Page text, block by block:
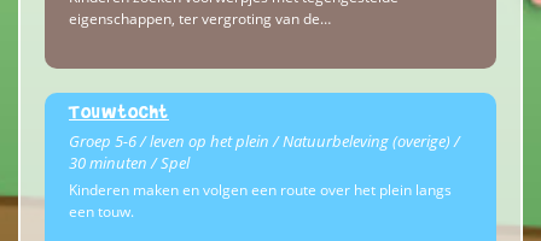
eigenschappen, ter vergroting van de…
Touwtocht
Groep 5-6 / leven op het plein / Natuurbeleving (overige) /
30 minuten / Spel
Kinderen maken en volgen een route over het plein langs
een touw.